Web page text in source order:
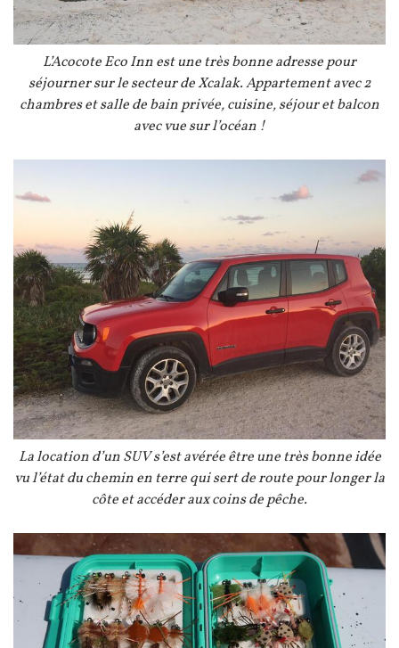
LégendeL’Acocote Eco Inn est une très bonne adresse pour
séjourner sur le secteur de Xcalak. Appartement avec 2
chambres et salle de bain privée, cuisine, séjour et balcon
avec vue sur l’océan !
Légende
La location d’un SUV s’est avérée être une très bonne idée
vu l’état du chemin en terre qui sert de route pour longer la
côte et accéder aux coins de pêche.
Image